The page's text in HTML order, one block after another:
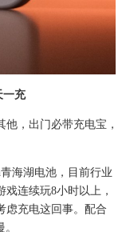
一充
，出门必带充电宝，
海湖电池，目前行业
连续玩8小时以上，
虑充电这回事。配合